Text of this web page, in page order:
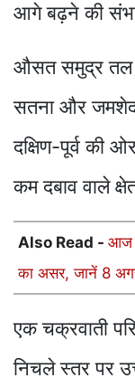
आगे बढ़ने की
औसत समुद्र तल
सतना और
दक्षिण-पूर्व की
कम दबाव वाले
Also Read - आज
का असर, जानें 8
एक चक्रवाती
निचले स्तर पर